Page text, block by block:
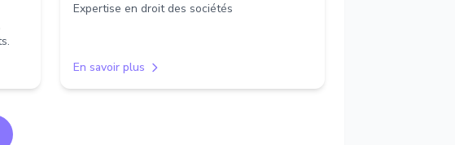
Expertise en droit des sociétés
En savoir plus